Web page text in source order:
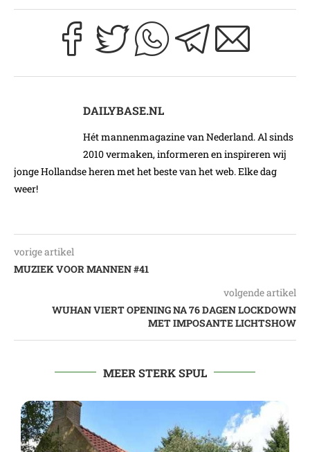
DAILYBASE.NL
Hét mannenmagazine van Nederland. Al sinds
2010 vermaken, informeren en inspireren wij
jonge Hollandse heren met het beste van het web. Elke dag
weer!
vorige artikel
MUZIEK VOOR MANNEN #41
volgende artikel
WUHAN VIERT OPENING NA 76 DAGEN LOCKDOWN
MET IMPOSANTE LICHTSHOW
MEER STERK SPUL